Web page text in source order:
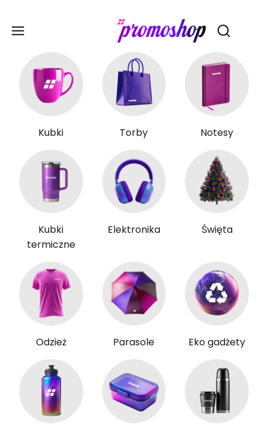
Otwórz
Kubki Torby Notesy
Kubki
termiczne
Elektronika Święta
Odzież Parasole Eko gadżety